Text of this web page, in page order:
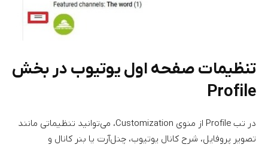
تنظیمات صفحه اول یوتیوب در بخش
Profile
در تب Profile از منوی Customization، می‌توانید تنظیماتی مانند
تصویر پروفایل، شرح کانال یوتیوب، چنل‌آرت یا بنر کانال و